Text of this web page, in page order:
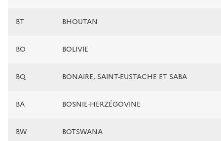
BT BHOUTAN
BO BOLIVIE
BQ BONAIRE, SAINT-EUSTACHE ET SABA
BA BOSNIE-HERZÉGOVINE
BW BOTSWANA